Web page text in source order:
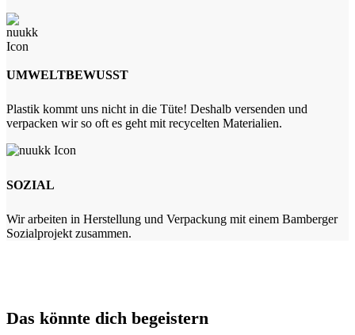
UMWELTBEWUSST
Plastik kommt uns nicht in die Tüte! Deshalb versenden und
verpacken wir so oft es geht mit recycelten Materialien.
SOZIAL
Wir arbeiten in Herstellung und Verpackung mit einem Bamberger
Sozialprojekt zusammen.
Das könnte dich begeistern